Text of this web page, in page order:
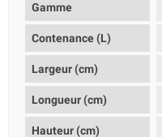
Gamme
Contenance (L)
Largeur (cm)
Longueur (cm)
Hauteur (cm)